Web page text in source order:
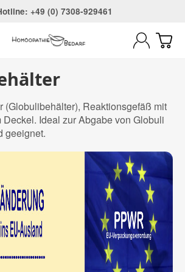
ab 75€+49 (0) 7308-929461
(Globulibehälter), Reaktionsgefäß mit
Ideal zur Abgabe von Globuli
geeignet.